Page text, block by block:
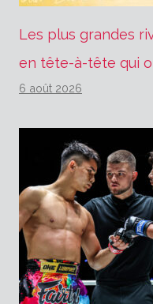
Les plus grandes
en tête-à-tête qui
6 août 2026